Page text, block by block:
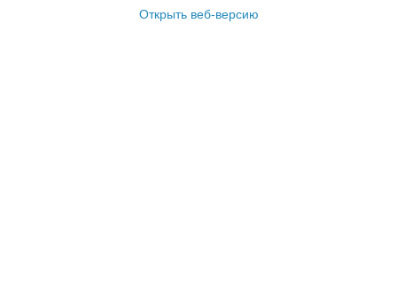
Открыть веб-версию